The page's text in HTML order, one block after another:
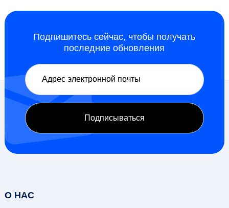
Подпишитесь сейчас, чтобы получать
последние обновления
О НАС